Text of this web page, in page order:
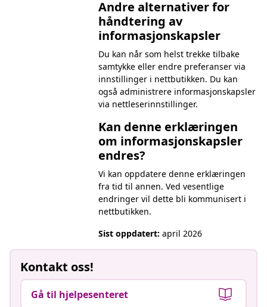
Andre alternativer for
håndtering av
informasjonskapsler
Du kan når som helst trekke tilbake
samtykke eller endre preferanser via
innstillinger i nettbutikken. Du kan
også administrere informasjonskapsler
via nettleserinnstillinger.
Kan denne erklæringen
om informasjonskapsler
endres?
Vi kan oppdatere denne erklæringen
fra tid til annen. Ved vesentlige
endringer vil dette bli kommunisert i
nettbutikken.
Sist oppdatert: april 2026
Kontakt oss!
Gå til hjelpesenteret